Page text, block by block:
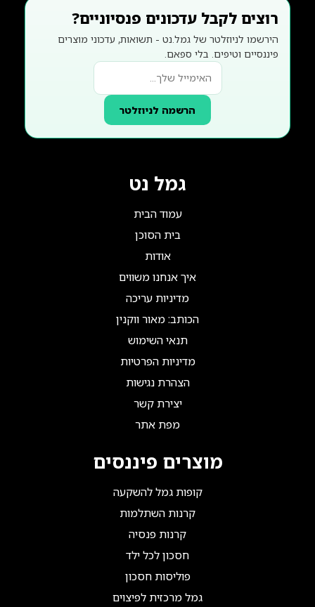
רוצים לקבל עדכונים פנסיוניים?
הירשמו לניוזלטר של גמל.נט - תשואות, עדכוני מוצרים
פיננסיים וטיפים. בלי ספאם.
הרשמה לניוזלטר
גמל נט
עמוד הבית
בית הסוכן
אודות
איך אנחנו משווים
מדיניות עריכה
הכותב: מאור ווקנין
תנאי השימוש
מדיניות הפרטיות
הצהרת נגישות
יצירת קשר
מפת אתר
מוצרים פיננסים
קופות גמל להשקעה
קרנות השתלמות
קרנות פנסיה
חסכון לכל ילד
פוליסות חסכון
גמל מרכזית לפיצוים